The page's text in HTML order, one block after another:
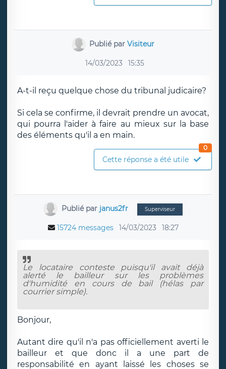
Publié parVisiteur
14/03/2023 15:35
A-t-il reçu quelque chose du tribunal judicaire?
Si cela se confirme, il devrait prendre un avocat,
qui pourra l'aider à faire au mieux sur la base
des éléments qu'il a en main.
Cette réponse a été utile
0
Publié par janus2fr Superviseur
15724 messages 14/03/2023 18:27
Le locataire conteste puisqu'il avait déjà
alerté le bailleur sur les problèmes
d'humidité en cours de bail (hélas par
courrier simple).
Bonjour,
Autant dire qu'il n'a pas officiellement averti le
bailleur et que donc il a une part de
responsabilité en ayant laissé les choses se